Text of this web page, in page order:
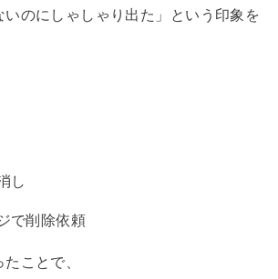
いのにしゃしゃり出た」という印象を
し
で削除依頼
ことで、